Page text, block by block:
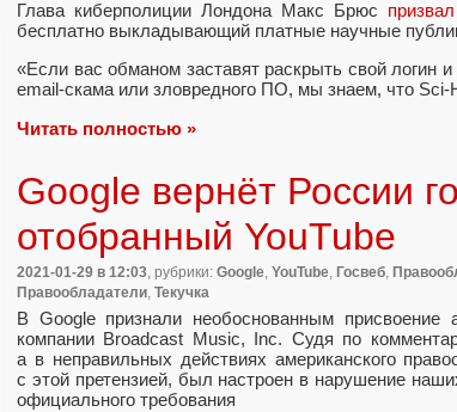
Глава киберполиции Лондона Макс Брюс призвал
бесплатно выкладывающий платные научные
«Если вас обманом заставят раскрыть свой логин
email-скама или зловредного ПО, мы знаем, что Sci-
Читать полностью »
Google вернёт России
отобранный YouTube
2021-01-29 в 12:03 , рубрики: Google YouTube Госвеб
Правообладатели Текучка
В Google признали необоснованным присвоение
компании Broadcast Music, Inc. Судя по
а в неправильных действиях американского
с этой претензией, был настроен в нарушение
официального требования